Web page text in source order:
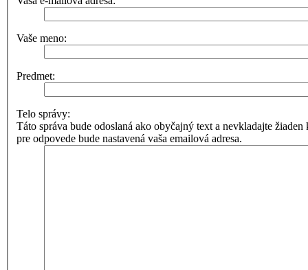
Vaše meno:
Predmet:
Telo správy:
Táto správa bude odoslaná ako obyčajný text a nevkladajte
pre odpovede bude nastavená vaša emailová adresa.